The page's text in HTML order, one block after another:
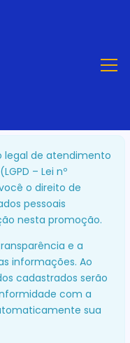
legal de atendimento
– Lei nº
o direito de
pessoais
nesta promoção.
e a
informações. Ao
cadastrados serão
com a
sua